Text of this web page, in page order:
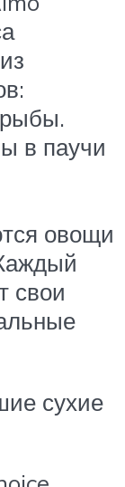
в паучи
овощи
свои
сухие